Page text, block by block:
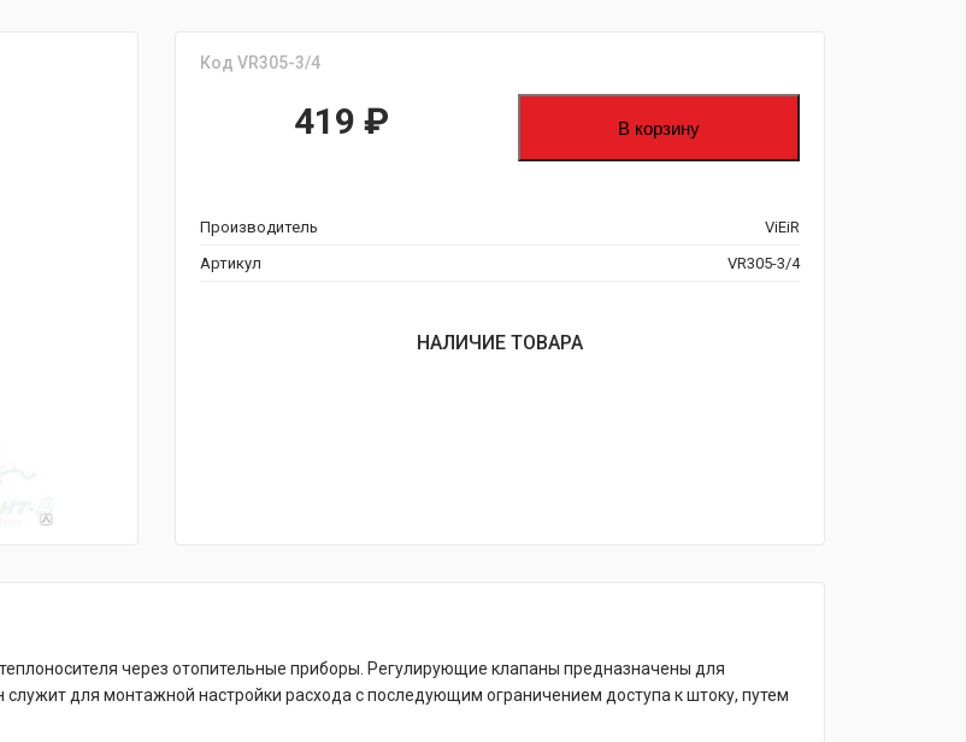
Код VR305-3/4
419 ₽ В корзину
Производитель
ViEiR
Артикул
VR305-3/4
НАЛИЧИЕ ТОВАРА
через отопительные приборы. Регулирующие клапаны предназначены для
служит для монтажной настройки расхода с последующим ограничением доступа к штоку, путем